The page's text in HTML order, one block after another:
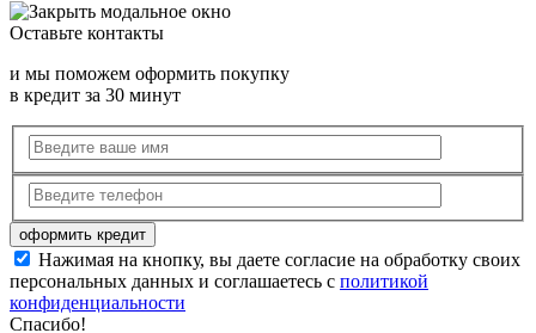
Оставьте контакты
и мы поможем оформить покупку
в кредит за 30 минут
Нажимая на кнопку, вы даете согласие на обработку своих
персональных данных и соглашаетесь с политикой
конфиденциальности
Спасибо!